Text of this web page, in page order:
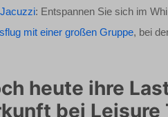
: Entspannen Sie sich im
mit einer großen Gruppe, bei
heute ihre
bei Leisure